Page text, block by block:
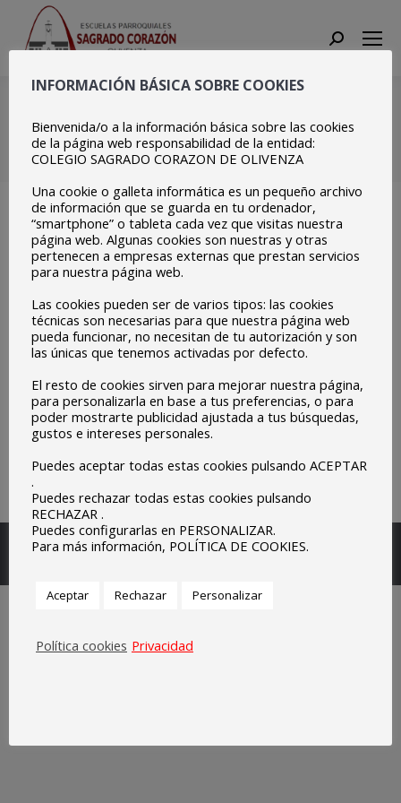
Search:
Copia de
20210204_105415
Estás aquí:
Inicio Copia de 20210204_105415
Escuelas Parroquiales Sagrado Corazón de Olivenza.
INFORMACIÓN BÁSICA SOBRE COOKIES
Bienvenida/o a la información básica sobre las cookies
de la página web responsabilidad de la entidad:
COLEGIO SAGRADO CORAZON DE OLIVENZA
Una cookie o galleta informática es un pequeño archivo
de información que se guarda en tu ordenador,
“smartphone” o tableta cada vez que visitas nuestra
página web. Algunas cookies son nuestras y otras
pertenecen a empresas externas que prestan servicios
para nuestra página web.
Las cookies pueden ser de varios tipos: las cookies
técnicas son necesarias para que nuestra página web
pueda funcionar, no necesitan de tu autorización y son
las únicas que tenemos activadas por defecto.
El resto de cookies sirven para mejorar nuestra página,
para personalizarla en base a tus preferencias, o para
poder mostrarte publicidad ajustada a tus búsquedas,
gustos e intereses personales.
Puedes aceptar todas estas cookies pulsando ACEPTAR
.
Puedes rechazar todas estas cookies pulsando
RECHAZAR .
Puedes configurarlas en PERSONALIZAR.
Para más información, POLÍTICA DE COOKIES.
Aceptar Rechazar Personalizar
Política cookies Privacidad